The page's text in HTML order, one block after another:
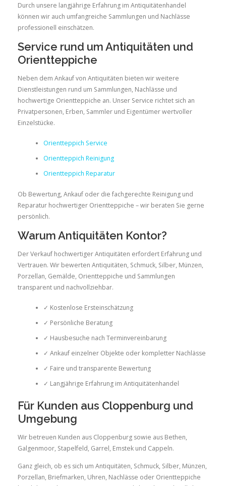
Durch unsere langjährige Erfahrung im Antiquitätenhandel
können wir auch umfangreiche Sammlungen und Nachlässe
professionell einschätzen.
Service rund um Antiquitäten und
Orientteppiche
Neben dem Ankauf von Antiquitäten bieten wir weitere
Dienstleistungen rund um Sammlungen, Nachlässe und
hochwertige Orientteppiche an. Unser Service richtet sich an
Privatpersonen, Erben, Sammler und Eigentümer wertvoller
Einzelstücke.
Orientteppich Service
Orientteppich Reinigung
Orientteppich Reparatur
Ob Bewertung, Ankauf oder die fachgerechte Reinigung und
Reparatur hochwertiger Orientteppiche – wir beraten Sie gerne
persönlich.
Warum Antiquitäten Kontor?
Der Verkauf hochwertiger Antiquitäten erfordert Erfahrung und
Vertrauen. Wir bewerten Antiquitäten, Schmuck, Silber, Münzen,
Porzellan, Gemälde, Orientteppiche und Sammlungen
transparent und nachvollziehbar.
✓ Kostenlose Ersteinschätzung
✓ Persönliche Beratung
✓ Hausbesuche nach Terminvereinbarung
✓ Ankauf einzelner Objekte oder kompletter Nachlässe
✓ Faire und transparente Bewertung
✓ Langjährige Erfahrung im Antiquitätenhandel
Für Kunden aus Cloppenburg und
Umgebung
Wir betreuen Kunden aus Cloppenburg sowie aus Bethen,
Galgenmoor, Stapelfeld, Garrel, Emstek und Cappeln.
Ganz gleich, ob es sich um Antiquitäten, Schmuck, Silber, Münzen,
Porzellan, Briefmarken, Uhren, Nachlässe oder Orientteppiche